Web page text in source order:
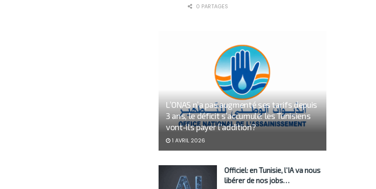
0 PARTAGES
L’ONAS n’a pas augmenté ses tarifs depuis
3 ans, le déficit s’accumule: les Tunisiens
vont-ils payer l’addition?
1 AVRIL 2026
Officiel: en Tunisie, l’IA va nous
libérer de nos jobs…